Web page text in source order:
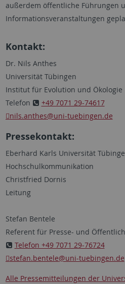
außerdem öffentliche Führungen
Informationsveranstaltungen
Kontakt:
Dr. Nils Anthes
Universität Tübingen
Institut für Evolution und Ökologie
Telefon
+49 7071 29-74617
nils.anthes@uni-tuebingen.de
Pressekontakt:
Eberhard Karls Universität
Hochschulkommunikation
Christfried Dornis
Leitung
Stefan Bentele
Referent für Presse- und
Telefon +49 7071 29-76724
stefan.bentele@uni-tuebingen.de
Alle Pressemitteilungen der